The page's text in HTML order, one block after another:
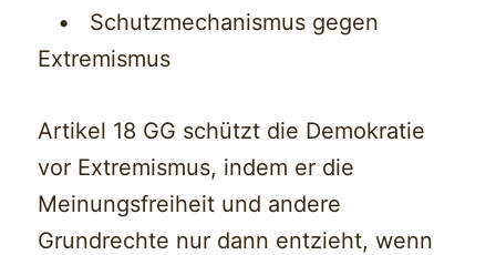
• Schutzmechanismus gegen
Extremismus
Artikel 18 GG schützt die Demokratie
vor Extremismus, indem er die
Meinungsfreiheit und andere
Grundrechte nur dann entzieht, wenn